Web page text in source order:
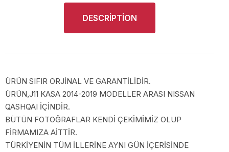
DESCRIPTION
ÜRÜN SIFIR ORJİNAL VE GARANTİLİDİR.
ÜRÜN,J11 KASA 2014-2019 MODELLER ARASI NISSAN
QASHQAI İÇİNDİR.
BÜTÜN FOTOĞRAFLAR KENDİ ÇEKİMİMİZ OLUP
FİRMAMIZA AİTTİR.
TÜRKİYENİN TÜM İLLERİNE AYNI GÜN İÇERİSİNDE